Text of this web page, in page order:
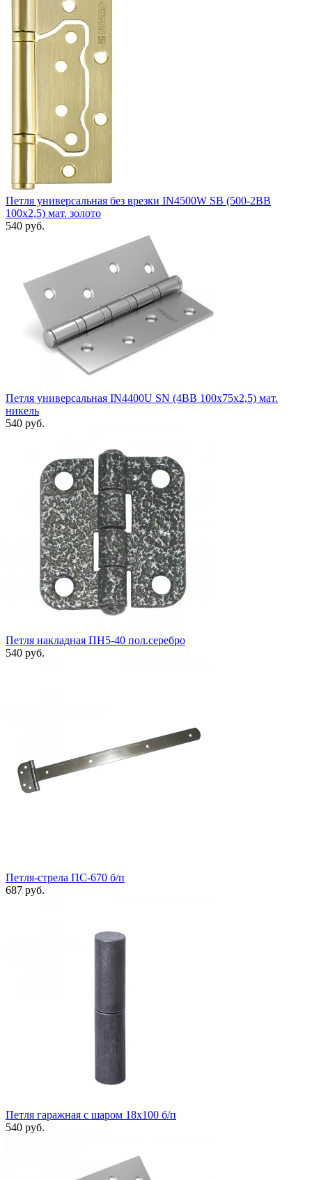
Петля универсальная без врезки IN4500W SB (500-2BB
100x2,5) мат. золото
540 руб.
Петля универсальная IN4400U SN (4BB 100x75x2,5) мат.
никель
540 руб.
Петля накладная ПН5-40 пол.серебро
540 руб.
Петля-стрела ПС-670 б/п
687 руб.
Петля гаражная с шаром 18х100 б/п
540 руб.